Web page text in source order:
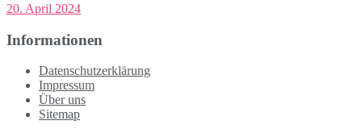
20. April 2024
Informationen
Datenschutzerklärung
Impressum
Über uns
Sitemap